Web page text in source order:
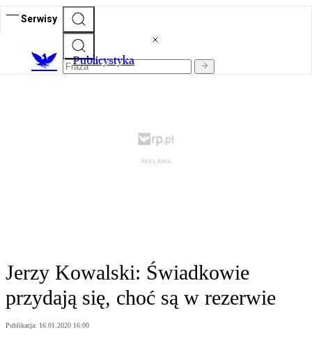
Serwisy
Publicystyka
Jerzy Kowalski: Świadkowie
przydają się, choć są w rezerwie
Publikacja: 16.01.2020 16:00